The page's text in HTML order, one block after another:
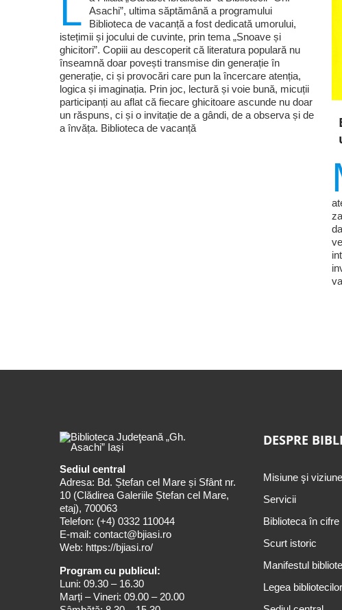
L
Asachi”, ultima săptămână a programului
Biblioteca de vacanță a fost dedicată umorului,
istețimii și jocului de cuvinte, prin tema „Snoave și
ghicitori”. Copiii au descoperit că literatura populară nu
înseamnă doar povești transmise din generație în
generație, ci și provocări care pun la încercare atenția,
logica și imaginația. Prin joc, lectură și voie bună, micuții
participanți au aflat că fiecare ghicitoare ascunde nu doar
un răspuns, ci și o invitație de a gândi, de a observa și de
a învăța. Biblioteca de vacanță
Sediul central
Adresa: Bd. Ștefan cel Mare și Sfânt nr.
10 (Clădirea Galeriile Ștefan cel Mare,
etaj), 700063
Telefon: (+4) 0332 110044
E-mail: contact@bjiasi.ro
Web: https://bjiasi.ro/
Program cu publicul:
Luni: 09.30 – 16.30
Marți – Vineri: 09.00 – 20.00
DESPRE
Misiune şi viziune
Servicii
Biblioteca în cifre
Scurt istoric
Manifestul
Legea bibliotecilor